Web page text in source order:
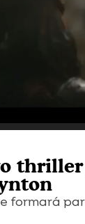
formará